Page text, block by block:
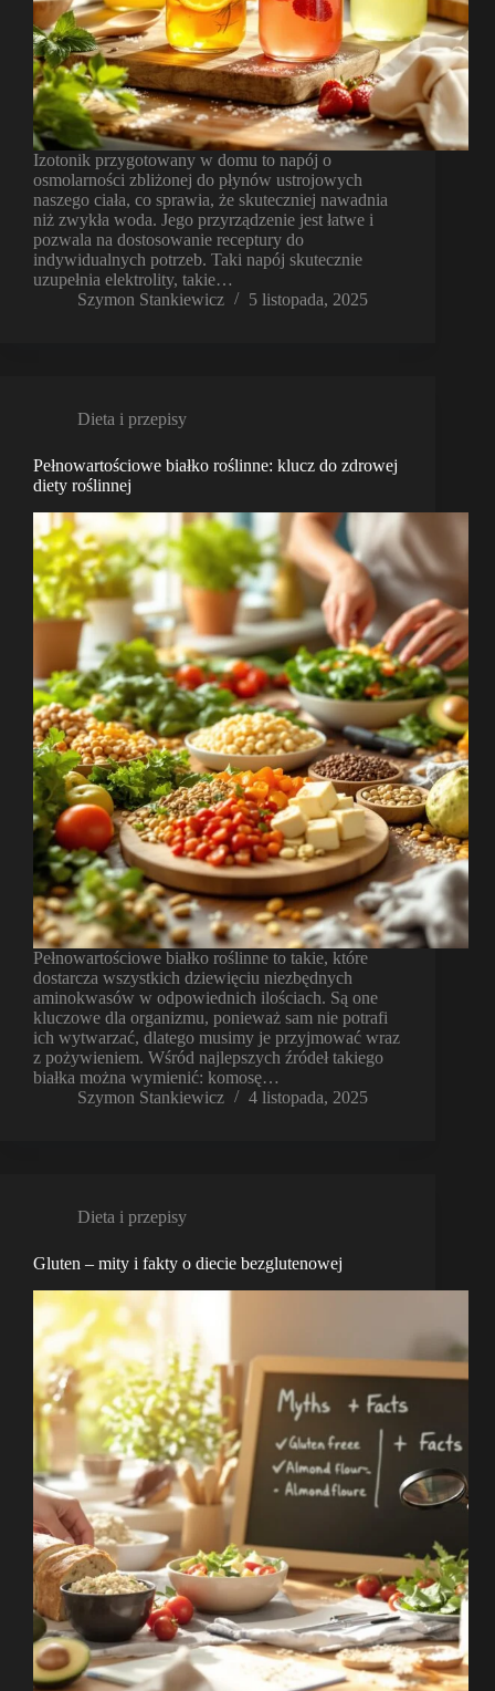
Izotonik przygotowany w domu to napój o
osmolarności zbliżonej do płynów ustrojowych
naszego ciała, co sprawia, że skuteczniej nawadnia
niż zwykła woda. Jego przyrządzenie jest łatwe i
pozwala na dostosowanie receptury do
indywidualnych potrzeb. Taki napój skutecznie
uzupełnia elektrolity, takie…
Szymon Stankiewicz
5 listopada, 2025
Dieta i przepisy
Pełnowartościowe białko roślinne: klucz do zdrowej
diety roślinnej
Pełnowartościowe białko roślinne to takie, które
dostarcza wszystkich dziewięciu niezbędnych
aminokwasów w odpowiednich ilościach. Są one
kluczowe dla organizmu, ponieważ sam nie potrafi
ich wytwarzać, dlatego musimy je przyjmować wraz
z pożywieniem. Wśród najlepszych źródeł takiego
białka można wymienić: komosę…
Szymon Stankiewicz
4 listopada, 2025
Dieta i przepisy
Gluten – mity i fakty o diecie bezglutenowej